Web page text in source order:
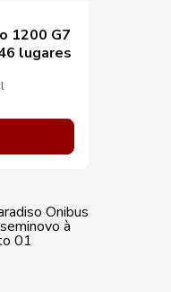
1200 G7
lugares